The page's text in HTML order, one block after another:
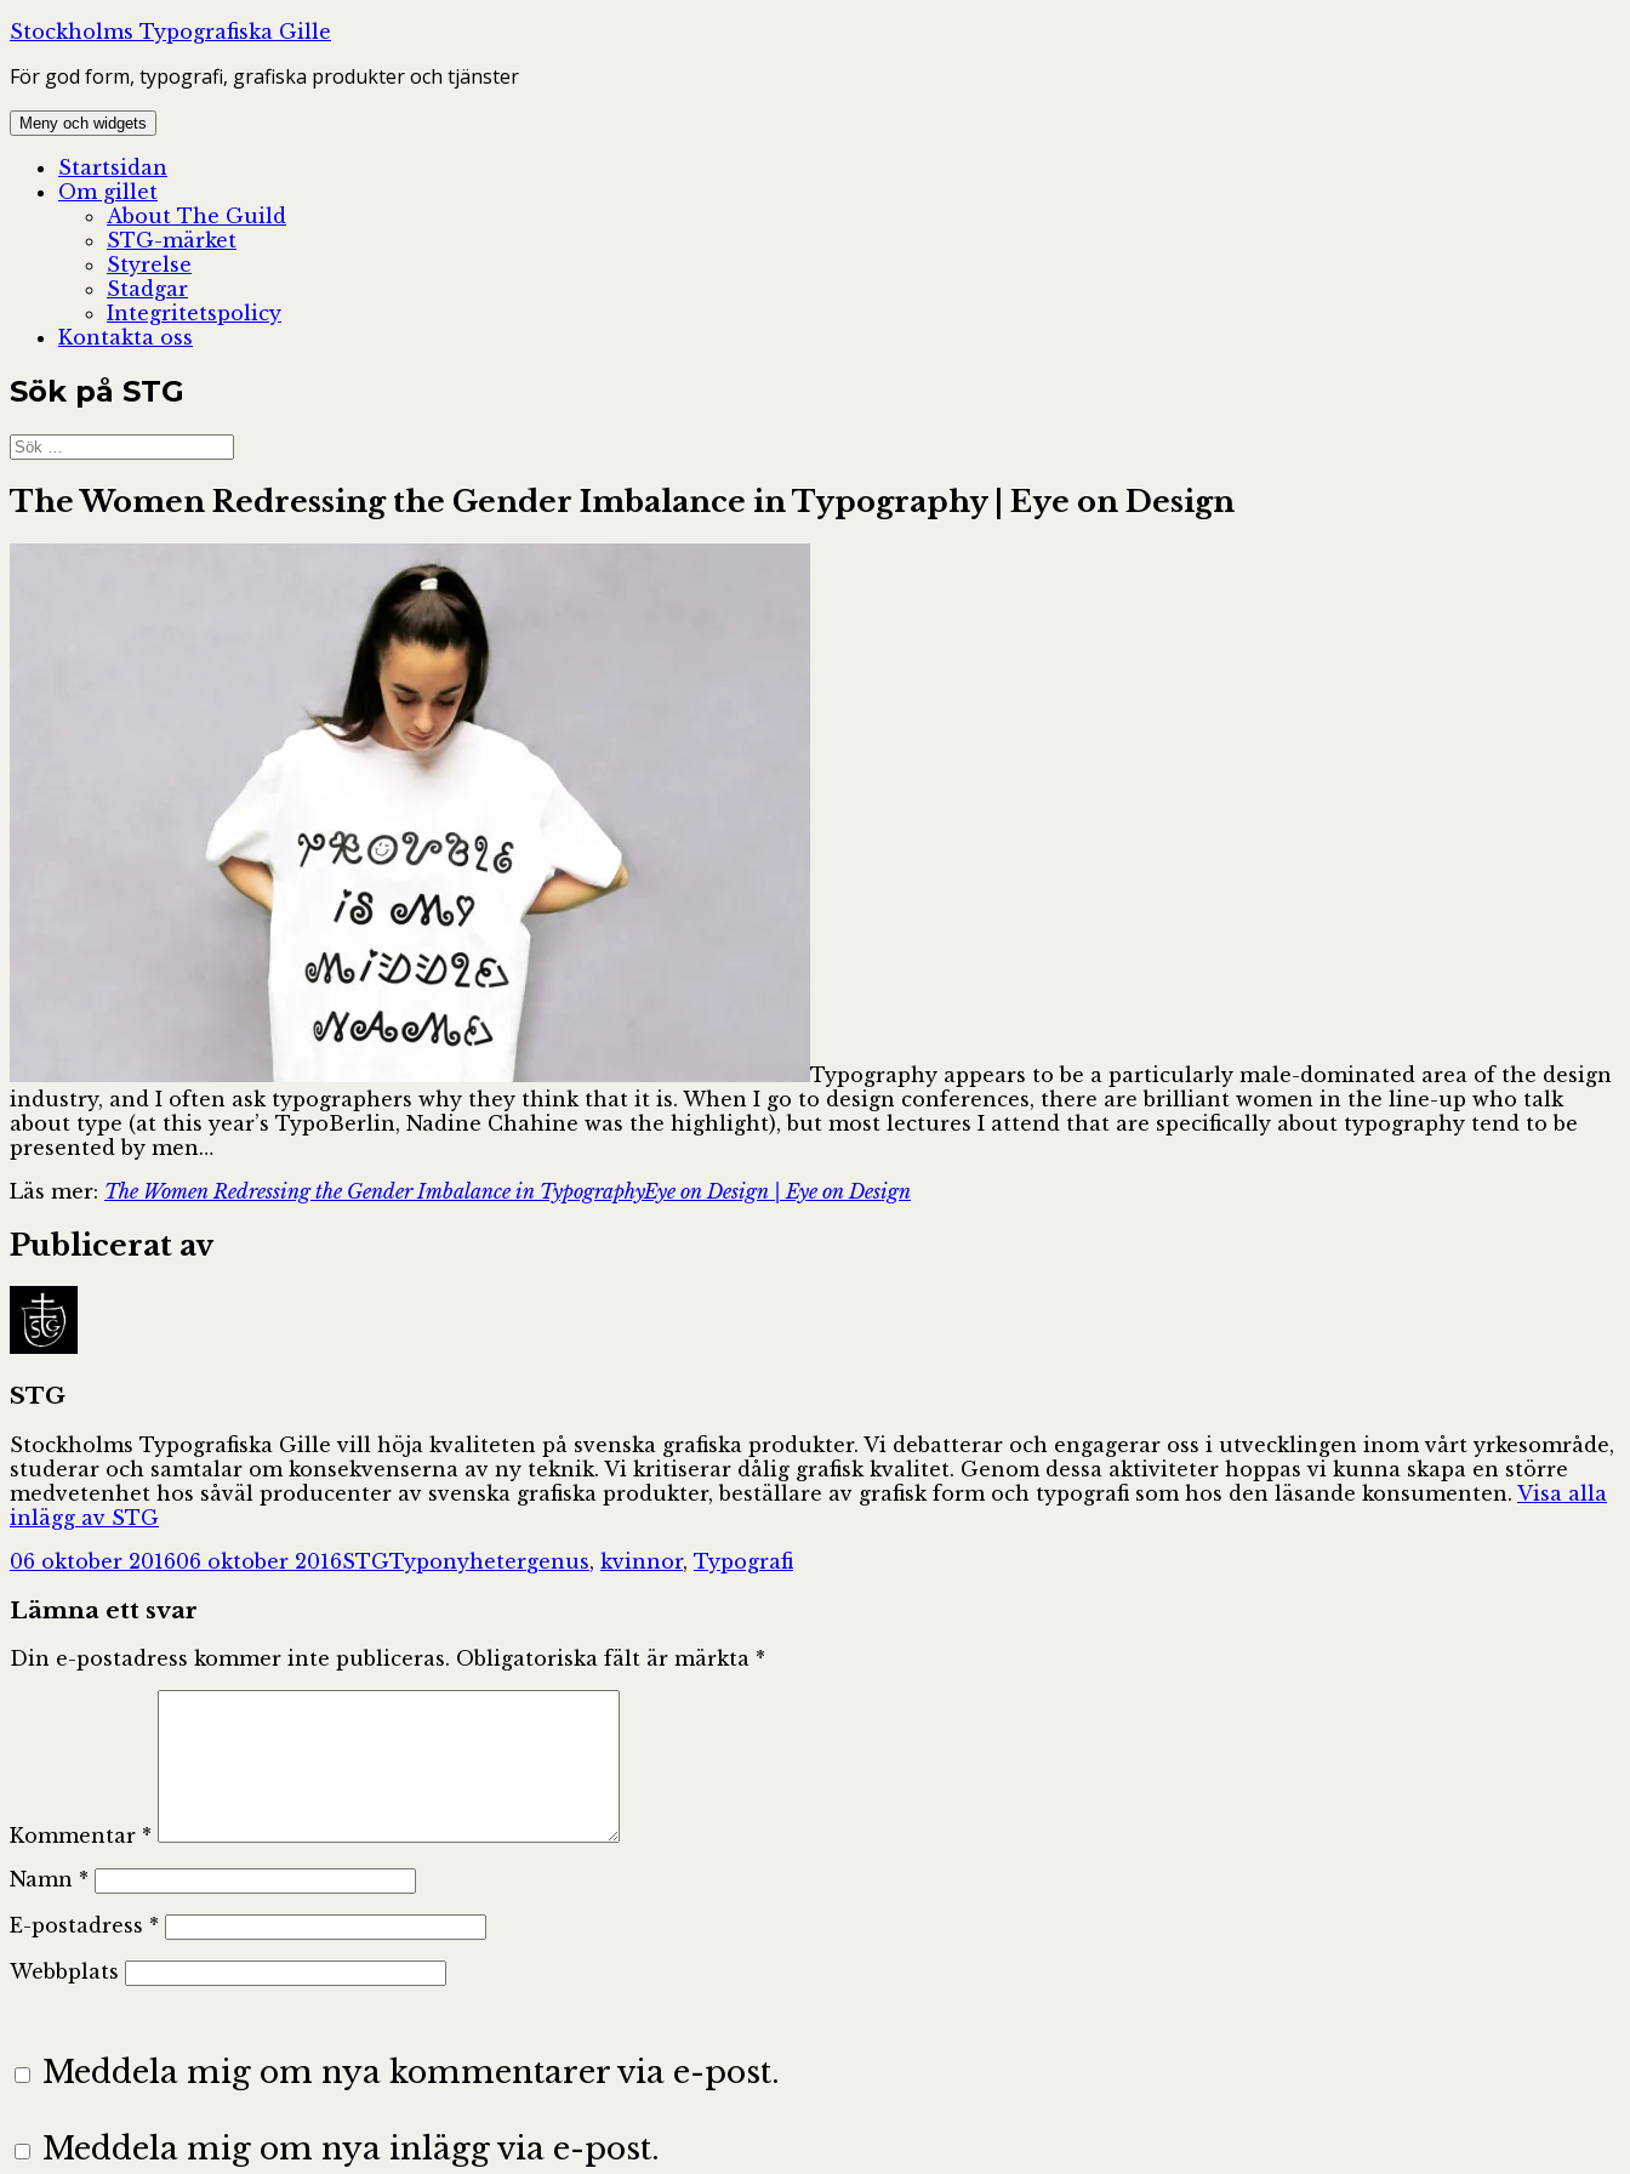
Hoppa
innehåll
Stockholms Typografiska Gille
För god form, typografi, grafiska produkter och tjänster
Meny och widgets
Startsidan
Om gillet
About The Guild
STG-märket
Styrelse
Stadgar
Integritetspolicy
Kontakta oss
Sök på STG
Sök
efter:
The Women Redressing the Gender Imbalance in Typography | Eye on Design
Typography appears to be a particularly male-dominated area of the design
industry, and I often ask typographers why they think that it is. When I go to design conferences, there are brilliant women in the line-up who talk
about type (at this year’s TypoBerlin, Nadine Chahine was the highlight), but most lectures I attend that are specifically about typography tend to be
presented by men…
Läs mer: The Women Redressing the Gender Imbalance in TypographyEye on Design | Eye on Design
Publicerat av
STG
Stockholms Typografiska Gille vill höja kvaliteten på svenska grafiska produkter. Vi debatterar och engagerar oss i utvecklingen inom vårt yrkesområde,
studerar och samtalar om konsekvenserna av ny teknik. Vi kritiserar dålig grafisk kvalitet. Genom dessa aktiviteter hoppas vi kunna skapa en större
medvetenhet hos såväl producenter av svenska grafiska produkter, beställare av grafisk form och typografi som hos den läsande konsumenten. Visa alla
inlägg av STG
Postat
06 oktober 201606 oktober 2016Författare
STGKategorier
TyponyheterTaggar
genus, kvinnor, Typografi
Lämna ett svar
Din e-postadress kommer inte publiceras. Obligatoriska fält är märkta *
Kommentar *
Namn *
E-postadress *
Webbplats
Meddela mig om nya kommentarer via e-post.
Meddela mig om nya inlägg via e-post.